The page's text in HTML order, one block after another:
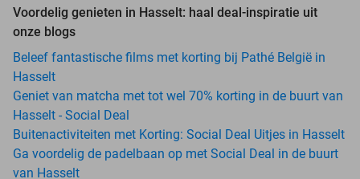
Voordelig genieten in Hasselt: haal deal-inspiratie uit
onze blogs
Beleef fantastische films met korting bij Pathé België in
Hasselt
Geniet van matcha met tot wel 70% korting in de buurt van
Hasselt - Social Deal
Buitenactiviteiten met Korting: Social Deal Uitjes in Hasselt
Ga voordelig de padelbaan op met Social Deal in de buurt
van Hasselt